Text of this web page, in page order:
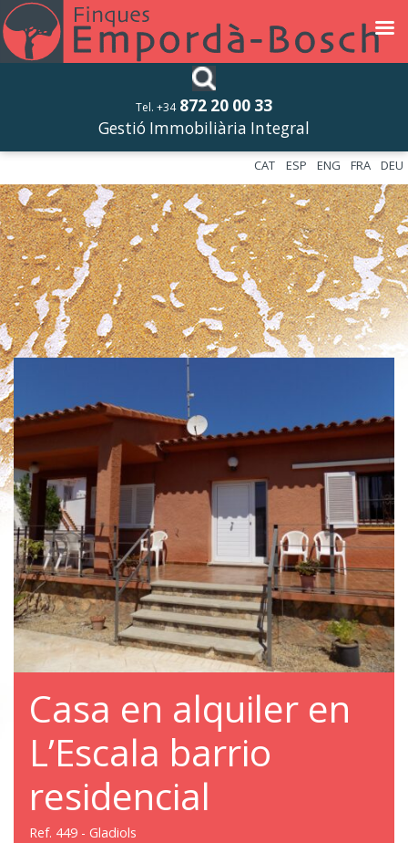
Tel. +34 872 20 00 33
Gestió Immobiliària Integral
DEU
FRA
ENG
ESP
CAT
Casa en alquiler en
L’Escala barrio
residencial
Ref. 449 - Gladiols